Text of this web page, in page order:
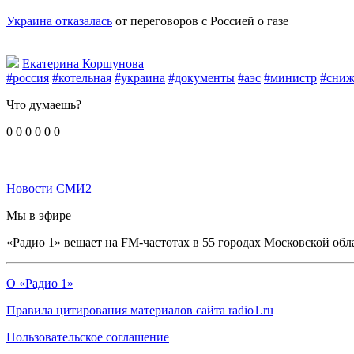
Украина отказалась от переговоров с Россией о газе
Екатерина Коршунова
#россия #котельная #украина #документы #аэс #министр
Что думаешь?
0 0 0 0 0 0
Новости СМИ2
Мы в эфире
«Радио 1» вещает на FM-частотах в 55 городах Московской
О «Радио 1»
Правила цитирования материалов сайта radio1.ru
Пользовательское соглашение